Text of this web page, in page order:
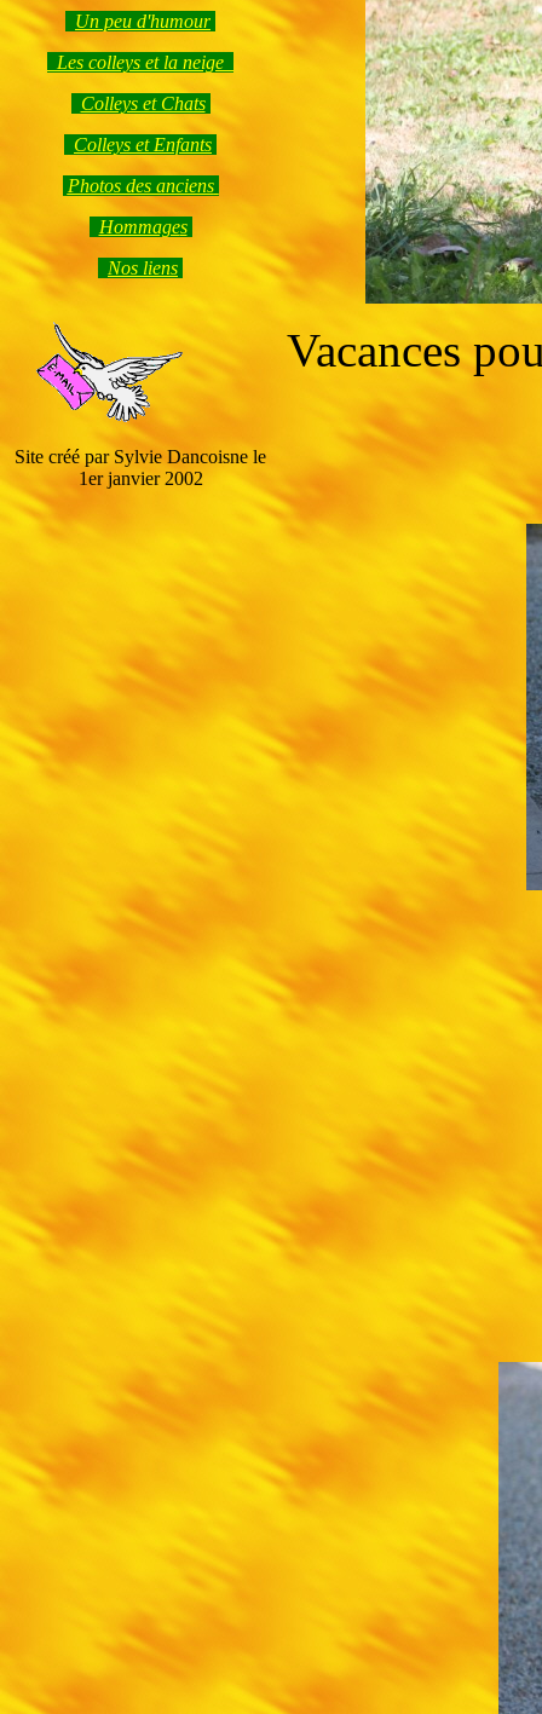
Un peu d'humour
Les colleys et la neige
Colleys et Chats
Colleys et Enfants
Photos des anciens
Hommages
Nos liens
Site créé par Sylvie Dancoisne le
1er janvier 2002
Vacances